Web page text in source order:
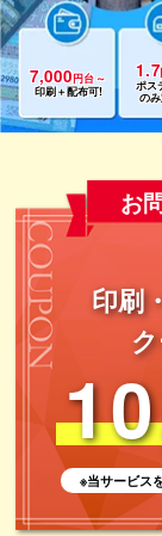
7,000円台～
印刷＋配布可!
1.7
ポス
の
お
印刷
※当サービス